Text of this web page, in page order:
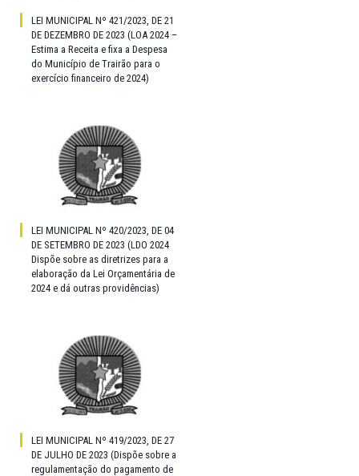
LEI MUNICIPAL Nº 421/2023, DE 21
DE DEZEMBRO DE 2023 (LOA 2024 –
Estima a Receita e fixa a Despesa
do Município de Trairão para o
exercício financeiro de 2024)
LEI MUNICIPAL Nº 420/2023, DE 04
DE SETEMBRO DE 2023 (LDO 2024
Dispõe sobre as diretrizes para a
elaboração da Lei Orçamentária de
2024 e dá outras providências)
LEI MUNICIPAL Nº 419/2023, DE 27
DE JULHO DE 2023 (Dispõe sobre a
regulamentação do pagamento de